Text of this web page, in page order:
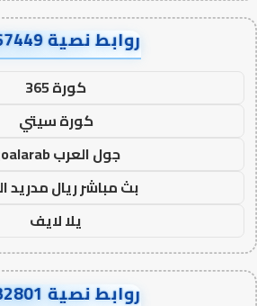
روابط نصية AA67449
كورة 365
كورة سيتي
جول العرب goalarab
بث مباشر ريال مدريد
يلا لايف
روابط نصية AA32801